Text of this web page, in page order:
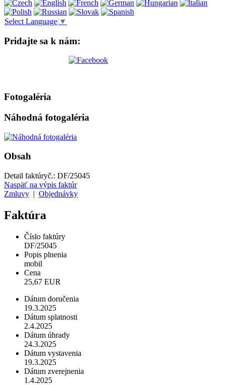
Select Language ▼
Pridajte sa k nám:
Fotogaléria
Náhodná fotogaléria
Obsah
Detail faktúryč.: DF/25045
Naspäť na výpis faktúr
Zmluvy | Objednávky
Faktúra
Číslo faktúry
DF/25045
Popis plnenia
mobil
Cena
25,67 EUR
Dátum doručenia
19.3.2025
Dátum splatnosti
2.4.2025
Dátum úhrady
24.3.2025
Dátum vystavenia
19.3.2025
Dátum zverejnenia
1.4.2025